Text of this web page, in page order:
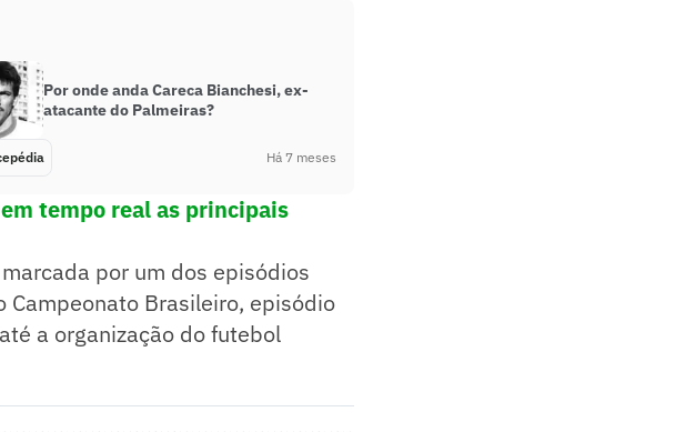
Por onde anda Careca Bianchesi, ex-
atacante do Palmeiras?
Há 7 meses
tempo real as principais
por um dos episódios
Brasileiro, episódio
a organização do futebol